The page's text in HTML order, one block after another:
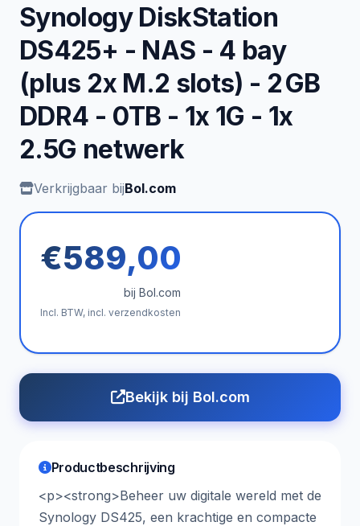
Synology DiskStation
DS425+ - NAS - 4 bay
(plus 2x M.2 slots) - 2 GB
DDR4 - 0TB - 1x 1G - 1x
2.5G netwerk
Verkrijgbaar bijBol.com
€589,00
bij Bol.com
Incl. BTW, incl. verzendkosten
Bekijk bij Bol.com
Productbeschrijving
<p><strong>Beheer uw digitale wereld met de
Synology DS425, een krachtige en compacte